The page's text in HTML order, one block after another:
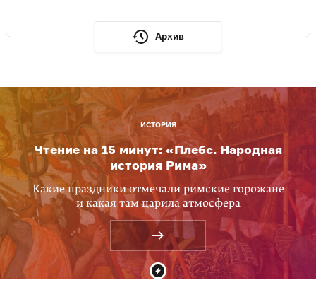
Архив
ИСТОРИЯ
Чтение на 15 минут: «Плебс. Народная
история Рима»
Какие праздники отмечали римские горожане
и какая там царила атмосфера